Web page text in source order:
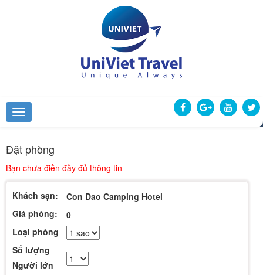
Đặt phòng
Bạn chưa điền đầy đủ thông tin
Khách sạn:
Con Dao Camping Hotel
Giá phòng:
0
Loại phòng
Số lượng
Người lớn